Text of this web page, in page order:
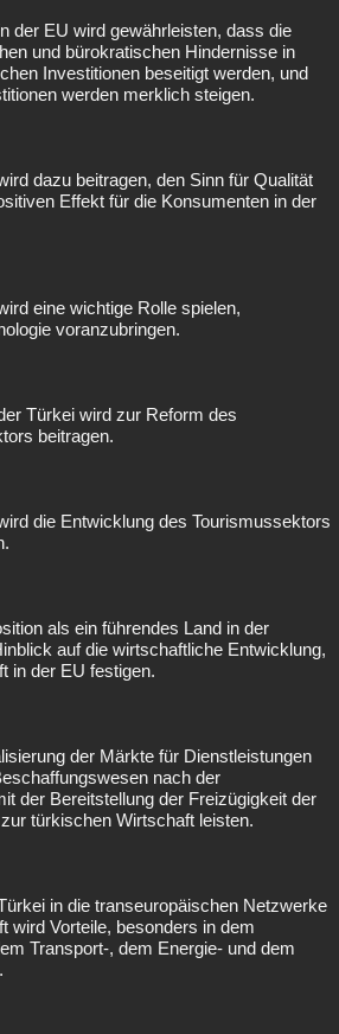
der EU wird gewährleisten, dass die
und bürokratischen Hindernisse in
Investitionen beseitigt werden, und
werden merklich steigen.
dazu beitragen, den Sinn für Qualität
Effekt für die Konsumenten in der
eine wichtige Rolle spielen,
voranzubringen.
Türkei wird zur Reform des
beitragen.
die Entwicklung des Tourismussektors
als ein führendes Land in der
auf die wirtschaftliche Entwicklung,
in der EU festigen.
der Märkte für Dienstleistungen
nach der
der Bereitstellung der Freizügigkeit der
türkischen Wirtschaft leisten.
in die transeuropäischen Netzwerke
wird Vorteile, besonders in dem
Transport-, dem Energie- und dem